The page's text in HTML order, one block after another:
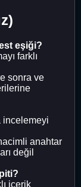
eşiği?
farklı
sonra ve
incelemeyi
anahtar
değil
içerik